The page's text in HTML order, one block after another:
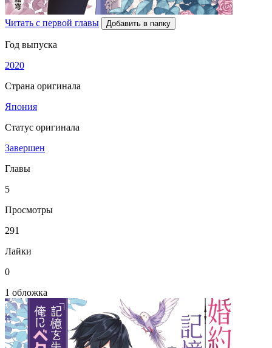
Читать с первой главы Добавить в папку
Год выпуска
2020
Страна оригинала
Япония
Статус оригинала
Завершен
Главы
5
Просмотры
291
Лайки
0
1 обложка